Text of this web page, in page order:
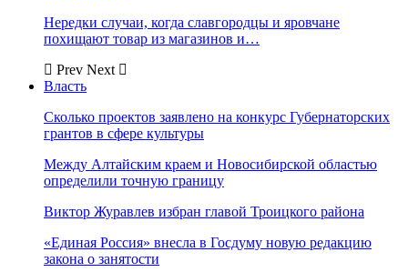
Нередки случаи, когда славгородцы и яровчане
похищают товар из магазинов и…
Prev Next
Власть
Сколько проектов заявлено на конкурс Губернаторских
грантов в сфере культуры
Между Алтайским краем и Новосибирской областью
определили точную границу
Виктор Журавлев избран главой Троицкого района
«Единая Россия» внесла в Госдуму новую редакцию
закона о занятости